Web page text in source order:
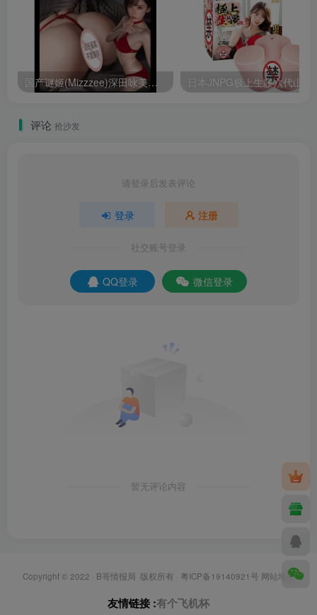
国产谜姬(Mizzzee)深田咏美阴臀倒模二代20斤大屁股臀模倒模飞机杯测评报告
评论 抢沙发
请登录后发表评论
登录 注册
社交账号登录
QQ登录 微信登录
暂无评论内容
Copyright © 2022 · B哥情报局 ·版权所有 · 粤ICP备19140921号 网站地图
友情链接 :有个飞机杯